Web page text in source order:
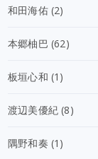
和田海佑(2)
本郷柚巴 (62)
板垣心和 (1)
渡辺美優紀 (8)
隅野和奏 (1)